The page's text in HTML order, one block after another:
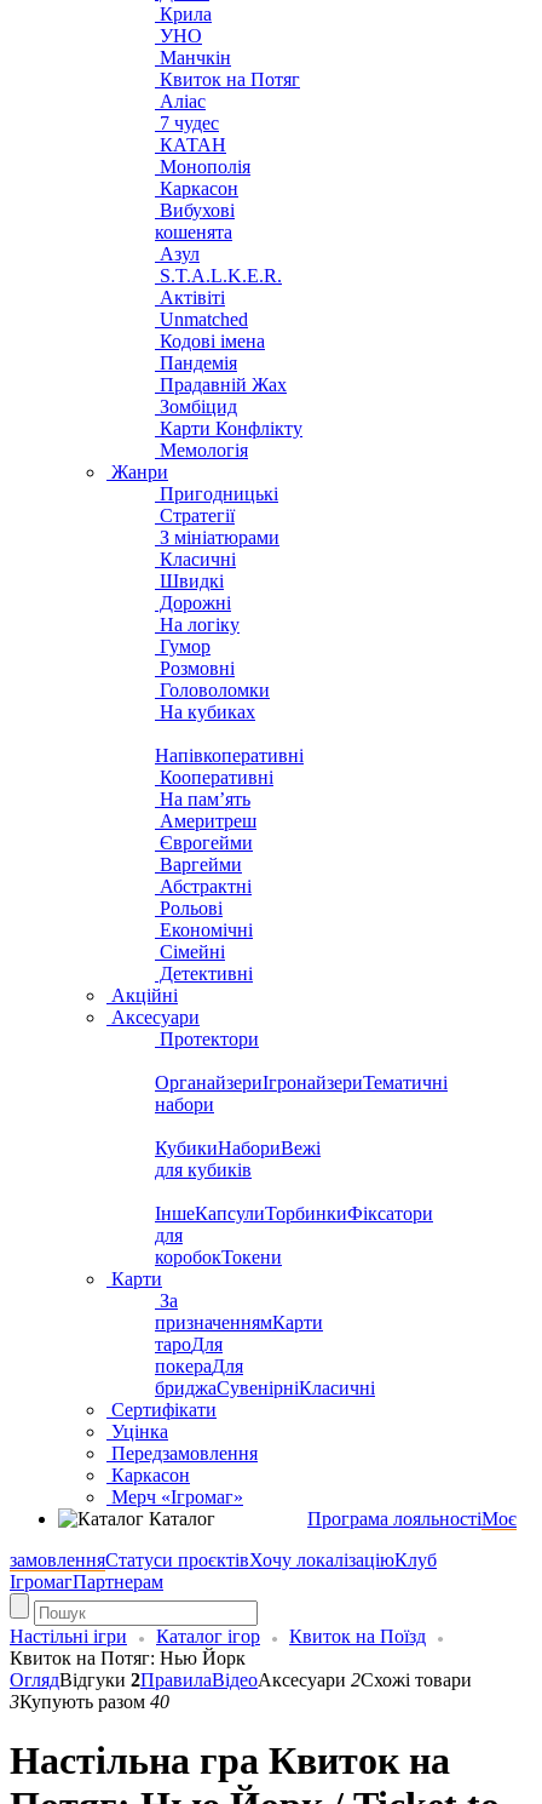
Крила
УНО
Манчкін
Квиток на Потяг
Аліас
7 чудес
КАТАН
Монополія
Каркасон
Вибухові
кошенята
Азул
S.T.A.L.K.E.R.
Актівіті
Unmatched
Кодові імена
Пандемія
Прадавній Жах
Зомбіцид
Карти Конфлікту
Мемологія
Жанри
Пригодницькі
Стратегії
З мініатюрами
Класичні
Швидкі
Дорожні
На логіку
Гумор
Розмовні
Головоломки
На кубиках
Напівкоперативні
Кооперативні
На пам’ять
Америтреш
Єврогейми
Варгейми
Абстрактні
Рольові
Економічні
Сімейні
Детективні
Акційні
Аксесуари
Протектори
ОрганайзериІгронайзериТематичні
набори
КубикиНабориВежі
для кубиків
ІншеКапсулиТорбинкиФіксатори
для
коробокТокени
Карти
За
призначеннямКарти
тароДля
покераДля
бриджаСувенірніКласичні
Сертифікати
Уцінка
Передзамовлення
Каркасон
Мерч «Ігромаг»
Каталог
Програма лояльностіМоє
замовленняСтатуси проєктівХочу локалізаціюКлуб
ІгромагПартнерам
Настільні ігри Каталог ігор
Квиток на Поїзд
Квиток на Потяг: Нью Йорк
ОглядВідгуки 2ПравилаВідеоАксесуари 2Схожі товари
3Купують разом 40
Настільна гра Квиток на